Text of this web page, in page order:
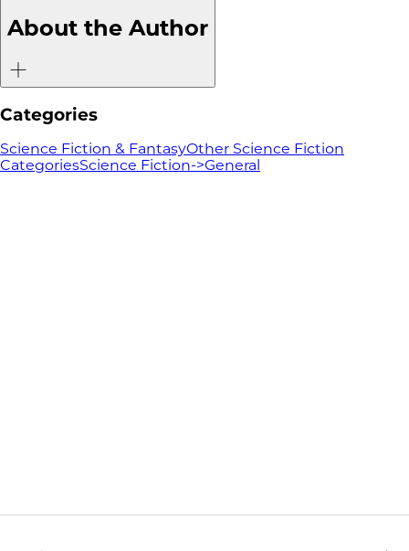
About the Author
Categories
Science Fiction & FantasyOther Science Fiction
CategoriesScience Fiction->General